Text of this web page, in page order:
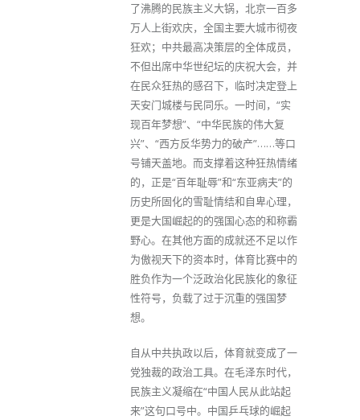
了沸腾的民族主义大锅，北京一百多
万人上街欢庆，全国主要大城市彻夜
狂欢；中共最高决策层的全体成员，
不但出席中华世纪坛的庆祝大会，并
在民众狂热的感召下，临时决定登上
天安门城楼与民同乐。一时间，“实
现百年梦想”、“中华民族的伟大复
兴”、“西方反华势力的破产”……等口
号铺天盖地。而支撑着这种狂热情绪
的，正是“百年耻辱”和“东亚病夫”的
历史所固化的雪耻情结和自卑心理，
更是大国崛起的的强国心态的和称霸
野心。在其他方面的成就还不足以作
为傲视天下的资本时，体育比赛中的
胜负作为一个泛政治化民族化的象征
性符号，负载了过于沉重的强国梦
想。
自从中共执政以后，体育就变成了一
党独裁的政治工具。在毛泽东时代，
民族主义凝缩在“中国人民从此站起
来”这句口号中。中国乒乓球的崛起